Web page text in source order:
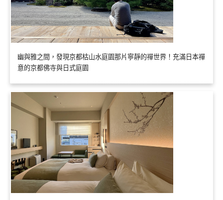
幽與雅之間，發現京都枯山水庭園那片寧靜的禪世界！充滿日本禪
意的京都佛寺與日式庭園